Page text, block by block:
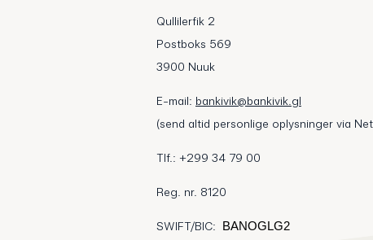
Qullilerfik 2
Postboks 569
3900 Nuuk
E-mail: bankivik@bankivik.gl
(send altid personlige oplysninger via
Tlf.: +299 34 79 00
Reg. nr. 8120
SWIFT/BIC: BANOGLG2